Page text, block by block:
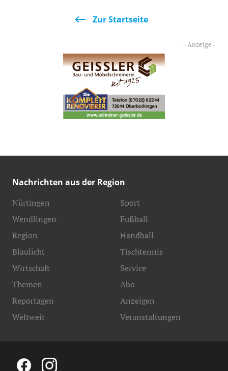
Zur Startseite
Nachrichten aus der Region
Nürtingen
Wendlingen
Region
Blaulicht
Sport
Fußball
Handball
Tischtennis
Wirtschaft
Themen
Reportagen
Weltweit
Service
Abo
Anzeigen
Veranstaltungen